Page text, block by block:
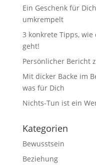
Ein Geschenk für
umkrempelt
3 konkrete Tipps, wie
geht!
Persönlicher Bericht
Mit dicker Backe im
was für Dich
Nichts-Tun ist ein
Kategorien
Bewusstsein
Beziehung